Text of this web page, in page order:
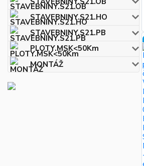
STAVEBNINY.S21.HO
STAVEBNINY.S21.PB
PLOTY.MSK<50Km
MONTÁŽ